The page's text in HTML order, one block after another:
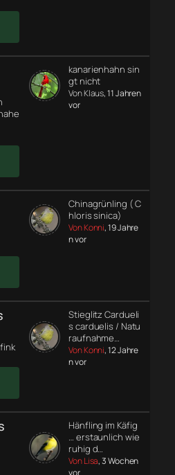
kanarienhahn sin
gt nicht
Von Klaus, 11 Jahren
vor
Chinagrünling ( C
hloris sinica)
Von Konni, 19 Jahre
n vor
Stieglitz Cardueli
s carduelis / Natu
raufnahme…
Von Konni, 12 Jahre
n vor
Hänfling im Käfig
… erstaunlich wie
ruhig d…
Von Lisa, 3 Wochen